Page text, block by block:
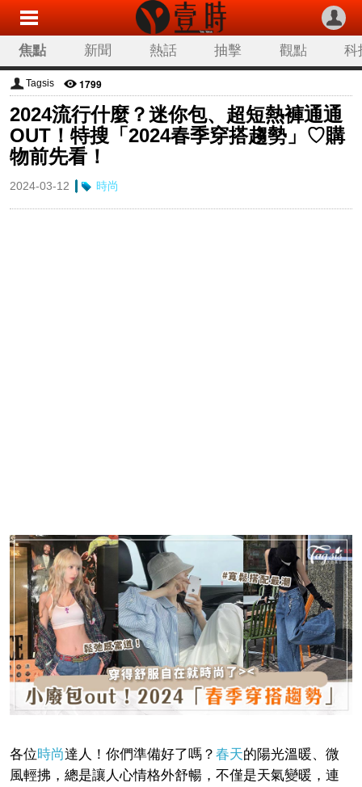
焦點 新聞 熱話 抽擊 觀點 科
Tagsis 1799
2024流行什麼？迷你包、超短熱褲通通
OUT！特搜「2024春季穿搭趨勢」♡購
物前先看！
2024-03-12 時尚
各位時尚達人！你們準備好了嗎？ 春天的陽光溫暖、微
風輕拂，總是讓人心情格外舒暢，不僅是天氣變暖，連